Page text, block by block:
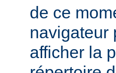
de ce
navigateur
afficher la